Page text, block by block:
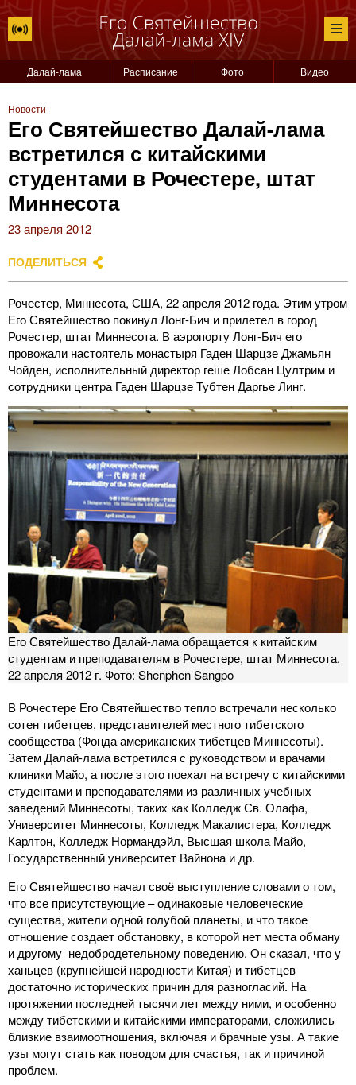
Далай-лама Расписание Фото Видео
Новости
Его Святейшество Далай-лама
встретился с китайскими
студентами в Рочестере, штат
Миннесота
23 апреля 2012
ПОДЕЛИТЬСЯ
Рочестер, Миннесота, США, 22 апреля 2012 года. Этим утром
Его Святейшество покинул Лонг-Бич и прилетел в город
Рочестер, штат Миннесота. В аэропорту Лонг-Бич его
провожали настоятель монастыря Гаден Шарцзе Джамьян
Чойден, исполнительный директор геше Лобсан Цултрим и
сотрудники центра Гаден Шарцзе Тубтен Даргье Линг.
Его Святейшество Далай-лама обращается к китайским
студентам и преподавателям в Рочестере, штат Миннесота.
22 апреля 2012 г. Фото: Shenphen Sangpo
В Рочестере Его Святейшество тепло встречали несколько
сотен тибетцев, представителей местного тибетского
сообщества (Фонда американских тибетцев Миннесоты).
Затем Далай-лама встретился с руководством и врачами
клиники Майо, а после этого поехал на встречу с китайскими
студентами и преподавателями из различных учебных
заведений Миннесоты, таких как Колледж Св. Олафа,
Университет Миннесоты, Колледж Макалистера, Колледж
Карлтон, Колледж Нормандэйл, Высшая школа Майо,
Государственный университет Вайнона и др.
Его Святейшество начал своё выступление словами о том,
что все присутствующие – одинаковые человеческие
существа, жители одной голубой планеты, и что такое
отношение создает обстановку, в которой нет места обману
и другому недобродетельному поведению. Он сказал, что у
ханьцев (крупнейшей народности Китая) и тибетцев
достаточно исторических причин для разногласий. На
протяжении последней тысячи лет между ними, и особенно
между тибетскими и китайскими императорами, сложились
близкие взаимоотношения, включая и брачные узы. А такие
узы могут стать как поводом для счастья, так и причиной
проблем.